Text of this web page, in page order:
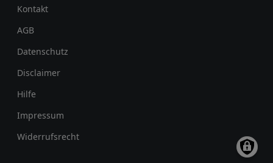
Kontakt
AGB
Datenschutz
Disclaimer
Hilfe
Impressum
Widerrufsrecht